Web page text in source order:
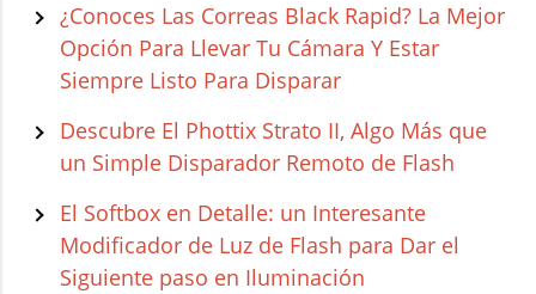
¿Conoces Las Correas Black Rapid? La Mejor
Opción Para Llevar Tu Cámara Y Estar
Siempre Listo Para Disparar
Descubre El Phottix Strato II, Algo Más que
un Simple Disparador Remoto de Flash
El Softbox en Detalle: un Interesante
Modificador de Luz de Flash para Dar el
Siguiente paso en Iluminación